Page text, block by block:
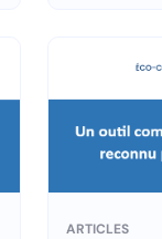
ARTICLES